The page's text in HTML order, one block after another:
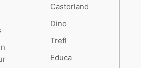
Castorland
Dino
Trefl
Educa